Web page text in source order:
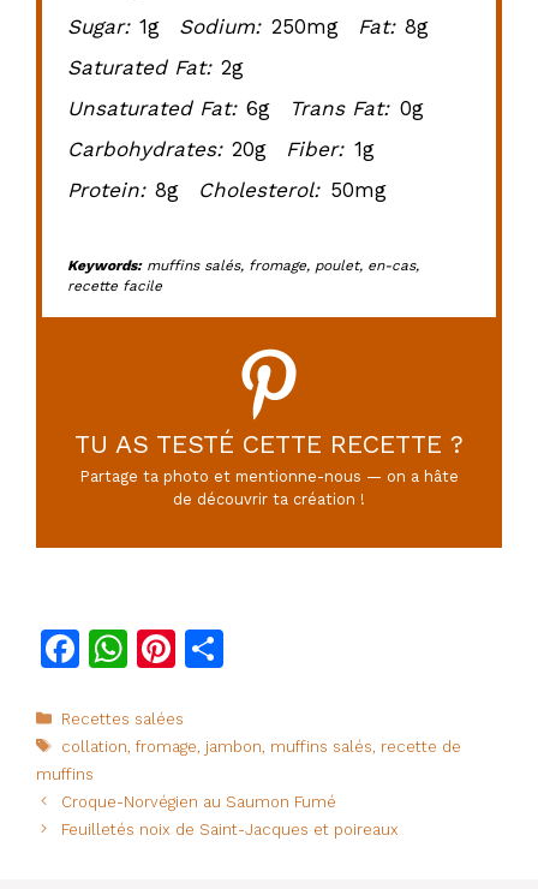
Sugar: 1g Sodium: 250mg Fat: 8g
Saturated Fat: 2g
Unsaturated Fat: 6g Trans Fat: 0g
Carbohydrates: 20g Fiber: 1g
Protein: 8g Cholesterol: 50mg
Keywords:muffins salés, fromage, poulet, en-cas,
recette facile
TU AS TESTÉ CETTE RECETTE ?
Partage ta photo et mentionne-nous — on a hâte
de découvrir ta création !
F
c
e
b
o
W
at
s
A
p
Pi
te
re
st
g
er
Catégories
Recettes salées
Étiquettes
collation,fromage, jambon, muffins salés, recette de
muffins
Croque-Norvégien au Saumon Fumé
Feuilletés noix de Saint-Jacques et poireaux